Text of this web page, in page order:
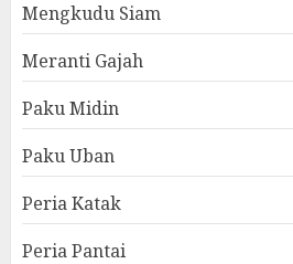
Mengkudu Siam
Meranti Gajah
Paku Midin
Paku Uban
Peria Katak
Peria Pantai